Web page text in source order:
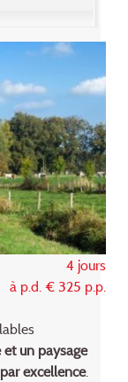
4 jours
à p.d. € 325 p.p.
un paysage
excellence.